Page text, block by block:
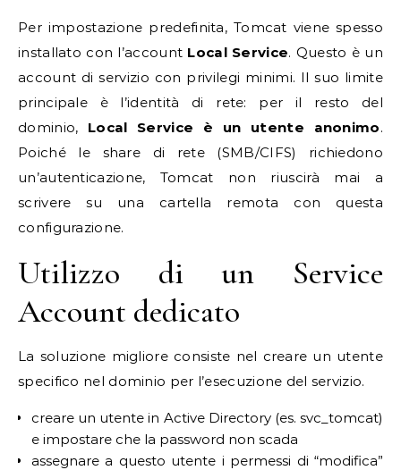
Per impostazione predefinita, Tomcat viene spesso
installato con l’account Local Service. Questo è un
account di servizio con privilegi minimi. Il suo limite
principale è l’identità di rete: per il resto del
dominio, Local Service è un utente anonimo.
Poiché le share di rete (SMB/CIFS) richiedono
un’autenticazione, Tomcat non riuscirà mai a
scrivere su una cartella remota con questa
configurazione.
Utilizzo di un Service
Account dedicato
La soluzione migliore consiste nel creare un utente
specifico nel dominio per l’esecuzione del servizio.
creare un utente in Active Directory (es. svc_tomcat)
e impostare che la password non scada
assegnare a questo utente i permessi di “modifica”